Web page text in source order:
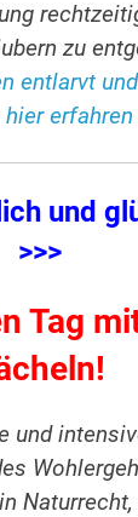
zu
entlarvt
erfahren
und
>>>
Tag
und